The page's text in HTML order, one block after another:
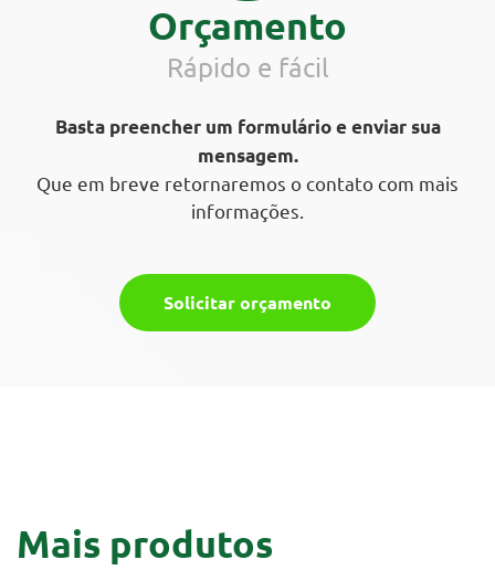
Orçamento
Rápido e fácil
Basta preencher um formulário e enviar sua
mensagem.
Que em breve retornaremos o contato com mais
informações.
Solicitar orçamento
Mais produtos